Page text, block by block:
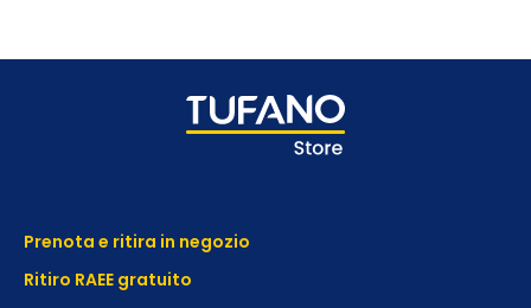
Prenota e ritira in negozio
Ritiro RAEE gratuito